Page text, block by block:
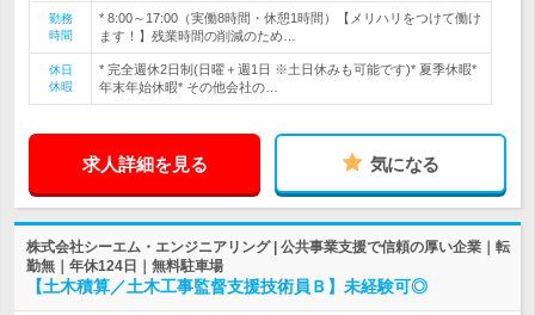
勤務
時間
* 8:00～17:00（実働8時間・休憩1時間）【メリハリをつけて働け
ます！】残業時間の削減のため…
休日
休暇
* 完全週休2日制(日曜＋週1日 ※土日休みも可能です)* 夏季休暇*
年末年始休暇* その他会社の…
求人詳細を見る 気になる
株式会社シーエム・エンジニアリング | 公共事業支援で信頼の厚い企業｜転
勤無｜年休124日｜無料駐車場
【土木積算／土木工事監督支援技術員Ｂ】未経験可◎